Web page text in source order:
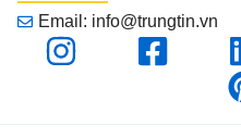
Email: info@trungtin.vn